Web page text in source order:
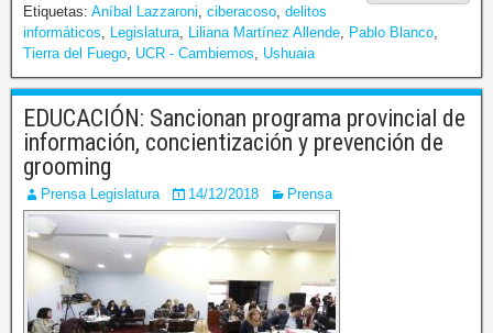
Etiquetas: Aníbal Lazzaroni ciberacoso delitos
informáticos
Legislatura Liliana Martínez Allende Pablo Blanco
Tierra del Fuego UCR - Cambiemos Ushuaia
EDUCACIÓN: Sancionan programa provincial de
información, concientización y prevención de
grooming
Prensa Legislatura 14/12/2018 Prensa